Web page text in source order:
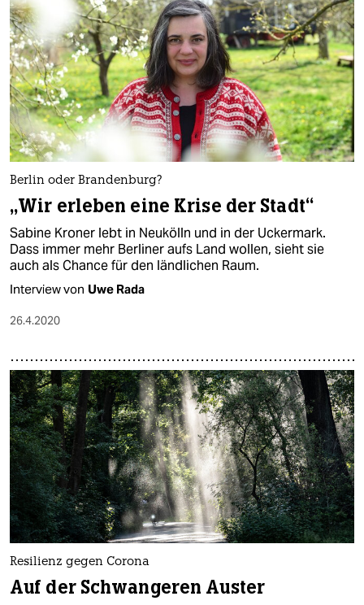
Berlin oder Brandenburg?
„Wir erleben eine Krise der Stadt“
Sabine Kroner lebt in Neukölln und in der Uckermark.
Dass immer mehr Berliner aufs Land wollen, sieht sie
auch als Chance für den ländlichen Raum.
Interview von Uwe Rada
26.4.2020
Resilienz gegen Corona
Auf der Schwangeren Auster